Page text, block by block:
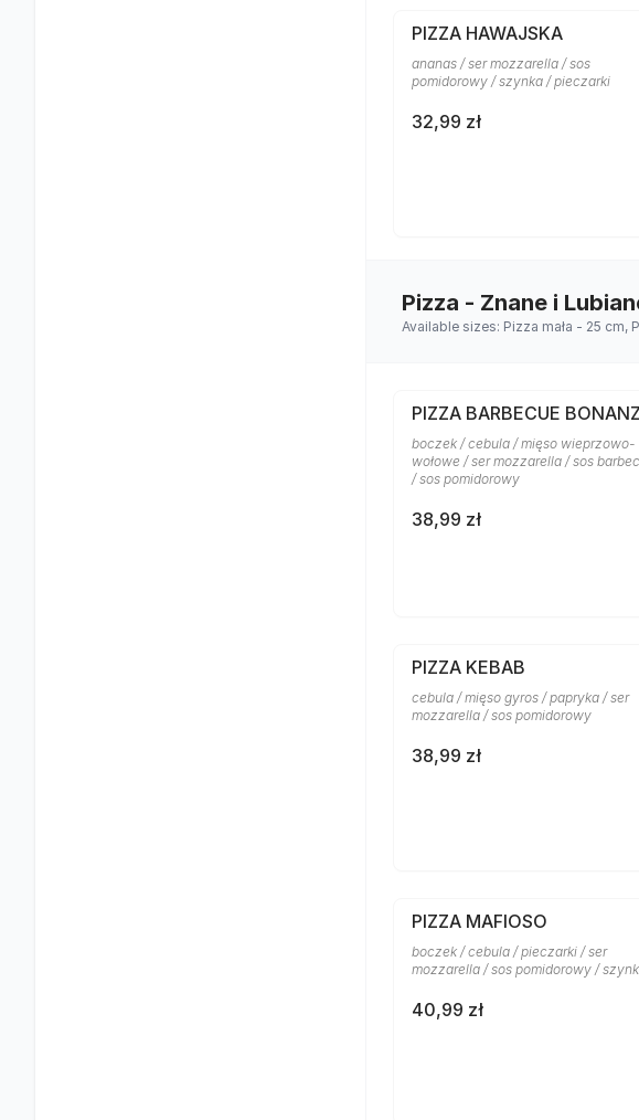
PIZZA HAWAJSKA
ananas / ser mozzarella / sos
pomidorowy / szynka / pieczarki
32,99 zł
Pizza - Znane i
Available sizes: Pizza mała - 25
PIZZA BARBECUE
boczek / cebula / mięso wieprzowo-
wołowe / ser mozzarella / sos
/ sos pomidorowy
38,99 zł
PIZZA KEBAB
cebula / mięso gyros / papryka / ser
mozzarella / sos pomidorowy
38,99 zł
PIZZA MAFIOSO
boczek / cebula / pieczarki / ser
mozzarella / sos pomidorowy /
40,99 zł